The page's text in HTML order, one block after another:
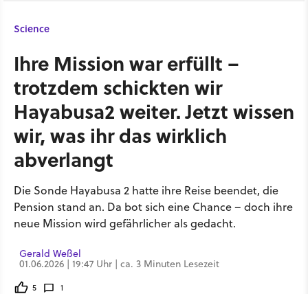
Science
Ihre Mission war erfüllt –
trotzdem schickten wir
Hayabusa2 weiter. Jetzt wissen
wir, was ihr das wirklich
abverlangt
Die Sonde Hayabusa 2 hatte ihre Reise beendet, die
Pension stand an. Da bot sich eine Chance – doch ihre
neue Mission wird gefährlicher als gedacht.
Gerald Weßel
01.06.2026 | 19:47 Uhr | ca. 3 Minuten Lesezeit
5 1